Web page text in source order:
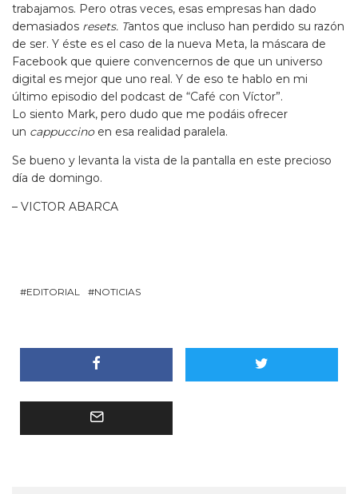
trabajamos. Pero otras veces, esas empresas han dado
demasiados resets. Tantos que incluso han perdido su razón
de ser. Y éste es el caso de la nueva Meta, la máscara de
Facebook que quiere convencernos de que un universo
digital es mejor que uno real. Y de eso te hablo en mi
último episodio del podcast de “Café con Víctor”.
Lo siento Mark, pero dudo que me podáis ofrecer
un cappuccinoen esa realidad paralela.
Se bueno y levanta la vista de la pantalla en este precioso
día de domingo.
– VICTOR ABARCA
EDITORIAL NOTICIAS